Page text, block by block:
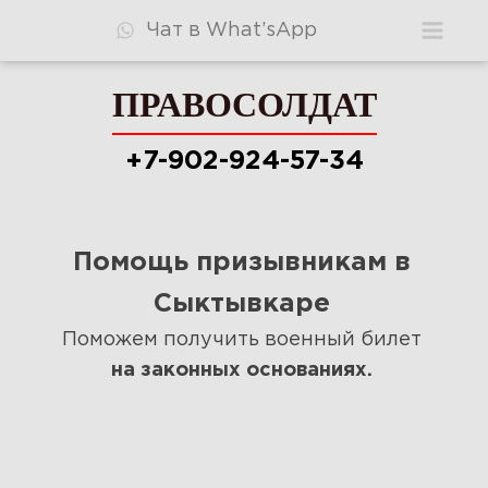
Чат в What’sApp
ПРАВОСОЛДАТ
Узнать шансы
ПРАВОСОЛДАТ
+7-902-924-57-34
Помощь призывникам в
Сыктывкаре
Поможем получить военный билет
на законных основаниях.